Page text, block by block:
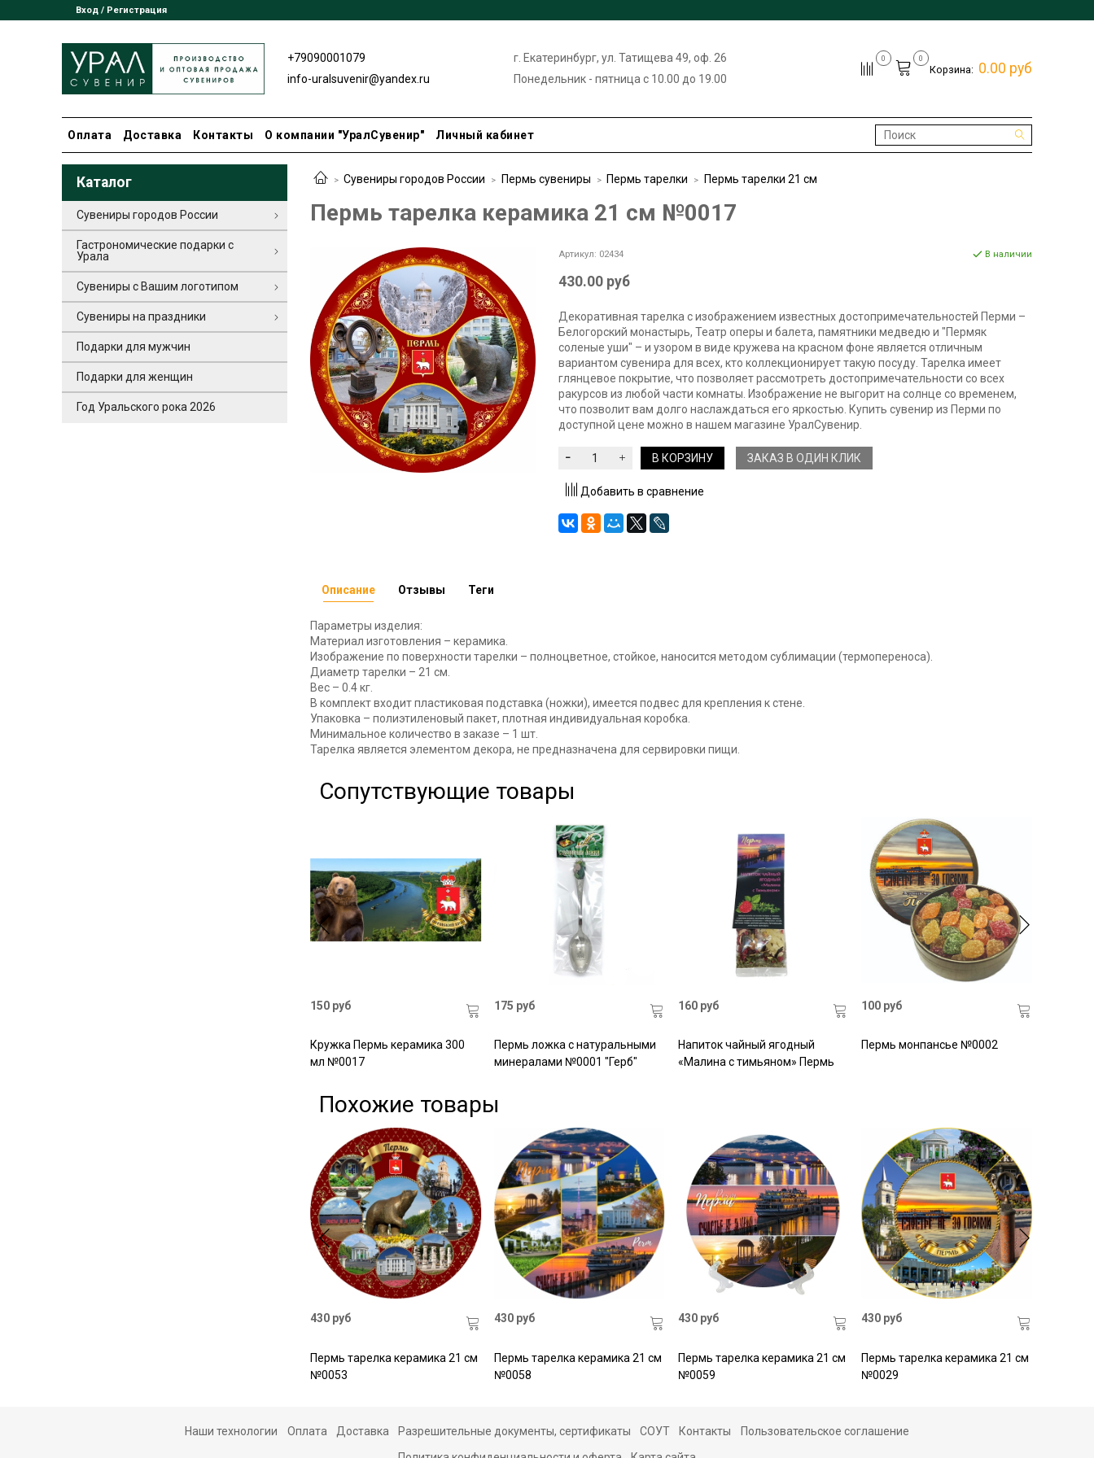
Вход / Регистрация
+79090001079
info-uralsuvenir@yandex.ru
г. Екатеринбург, ул. Татищева 49, оф. 26
Понедельник - пятница с 10.00 до 19.00
0 0
Корзина: 0.00 руб
Оплата Доставка Контакты О компании "УралСувенир" Личный кабинет
Сувениры городов России Пермь сувениры Пермь тарелки Пермь тарелки 21 см
Пермь тарелка керамика 21 см №0017
Артикул: 02434 В наличии
430.00 руб
Декоративная тарелка с изображением известных достопримечательностей Перми –
Белогорский монастырь, Театр оперы и балета, памятники медведю и "Пермяк
соленые уши" – и узором в виде кружева на красном фоне является отличным
вариантом сувенира для всех, кто коллекционирует такую посуду. Тарелка имеет
глянцевое покрытие, что позволяет рассмотреть достопримечательности со всех
ракурсов из любой части комнаты. Изображение не выгорит на солнце со временем,
что позволит вам долго наслаждаться его яркостью. Купить сувенир из Перми по
доступной цене можно в нашем магазине УралСувенир.
В КОРЗИНУ ЗАКАЗ В ОДИН КЛИК
Добавить в сравнение
Описание
Параметры изделия:
Материал изготовления – керамика.
Изображение по поверхности тарелки – полноцветное, стойкое, наносится методом сублимации (термопереноса).
Диаметр тарелки – 21 см.
Вес – 0.4 кг.
В комплект входит пластиковая подставка (ножки), имеется подвес для крепления к стене.
Упаковка – полиэтиленовый пакет, плотная индивидуальная коробка.
Минимальное количество в заказе – 1 шт.
Тарелка является элементом декора, не предназначена для сервировки пищи.
Отзывы Теги
Сопутствующие товары
150 руб
Кружка Пермь керамика 300
мл №0017
175 руб
Пермь ложка с натуральными
минералами №0001 "Герб"
160 руб
Напиток чайный ягодный
«Малина с тимьяном» Пермь
100 руб
Пермь монпансье №0002
Похожие товары
430 руб
Пермь тарелка керамика 21 см
№0053
430 руб
Пермь тарелка керамика 21 см
№0058
430 руб
Пермь тарелка керамика 21 см
№0059
430 руб
Пермь тарелка керамика 21 см
№0029
Каталог
Сувениры городов России
Гастрономические подарки с
Урала
Сувениры с Вашим логотипом
Сувениры на праздники
Подарки для мужчин
Подарки для женщин
Год Уральского рока 2026
Наши технологии Оплата Доставка Разрешительные документы, сертификаты СОУТ Контакты Пользовательское соглашение